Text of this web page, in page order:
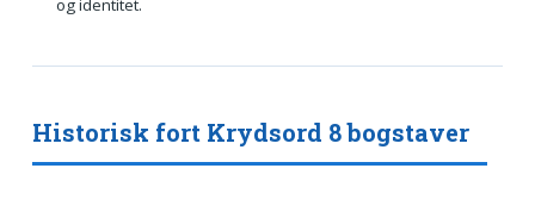
og identitet.
Historisk fort Krydsord 8 bogstaver